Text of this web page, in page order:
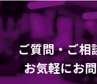
ご質問・ご相
お気軽にお